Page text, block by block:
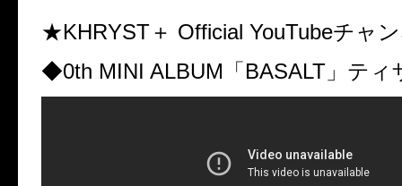
★KHRYST＋ Official YouTubeチャ
◆0th MINI ALBUM 「 BASALT 」ティ